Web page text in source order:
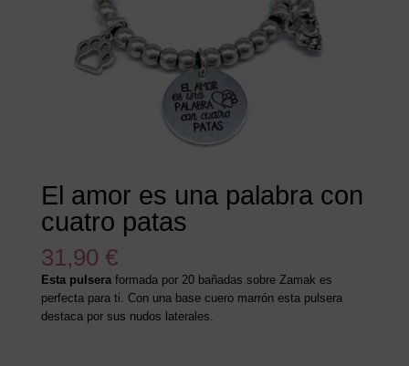
El amor es una palabra con
cuatro patas
31,90 €
Esta pulsera formada por 20 bañadas sobre Zamak es
perfecta para ti. Con una base cuero marrón esta pulsera
destaca por sus nudos laterales.